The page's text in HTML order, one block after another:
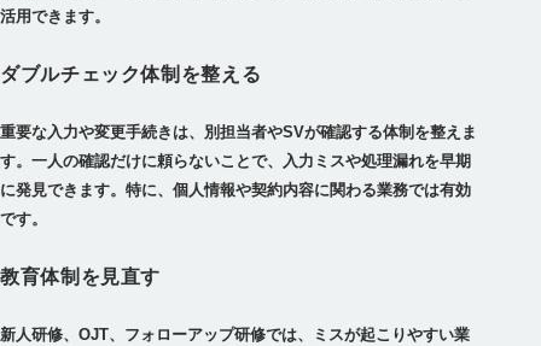
活用できます。
ダブルチェック体制を整える
重要な入力や変更手続きは、別担当者やSVが確認する体制を整えま
す。一人の確認だけに頼らないことで、入力ミスや処理漏れを早期
に発見できます。特に、個人情報や契約内容に関わる業務では有効
です。
教育体制を見直す
新人研修、OJT、フォローアップ研修では、ミスが起こりやすい業